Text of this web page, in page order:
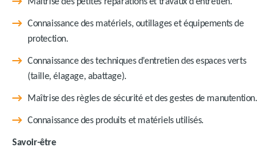
Connaissance des matériels, outillages et équipements de
protection.
Connaissance des techniques d’entretien des espaces verts
(taille, élagage, abattage).
Maîtrise des règles de sécurité et des gestes de manutention.
Connaissance des produits et matériels utilisés.
Savoir-être